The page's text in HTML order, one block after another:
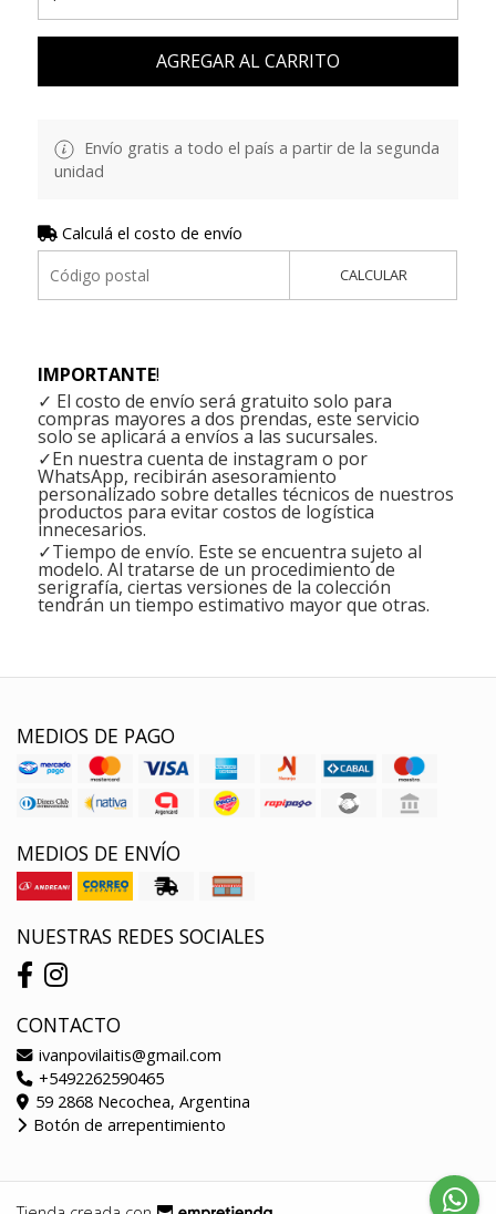
AGREGAR AL CARRITO
Envío gratis a todo el país a partir de la segunda
unidad
Calculá el costo de envío
CALCULAR
IMPORTANTE!
✓ El costo de envío será gratuito solo para
compras mayores a dos prendas, este servicio
solo se aplicará a envíos a las sucursales.
✓En nuestra cuenta de instagram o por
WhatsApp, recibirán asesoramiento
personalizado sobre detalles técnicos de nuestros
productos para evitar costos de logística
innecesarios.
✓Tiempo de envío. Este se encuentra sujeto al
modelo. Al tratarse de un procedimiento de
serigrafía, ciertas versiones de la colección
tendrán un tiempo estimativo mayor que otras.
MEDIOS DE PAGO
MEDIOS DE ENVÍO
NUESTRAS REDES SOCIALES
CONTACTO
ivanpovilaitis@gmail.com
+5492262590465
59 2868 Necochea, Argentina
Botón de arrepentimiento